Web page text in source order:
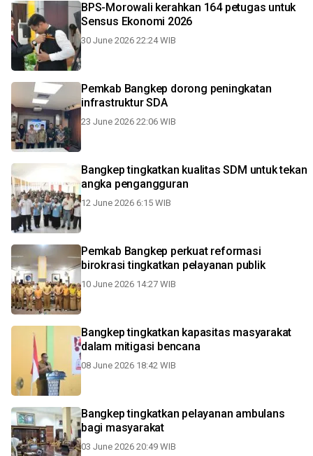
BPS-Morowali kerahkan 164 petugas untuk
Sensus Ekonomi 2026
30 June 2026 22:24 WIB
Pemkab Bangkep dorong peningkatan
infrastruktur SDA
23 June 2026 22:06 WIB
Bangkep tingkatkan kualitas SDM untuk tekan
angka pengangguran
12 June 2026 6:15 WIB
Pemkab Bangkep perkuat reformasi
birokrasi tingkatkan pelayanan publik
10 June 2026 14:27 WIB
Bangkep tingkatkan kapasitas masyarakat
dalam mitigasi bencana
08 June 2026 18:42 WIB
Bangkep tingkatkan pelayanan ambulans
bagi masyarakat
03 June 2026 20:49 WIB